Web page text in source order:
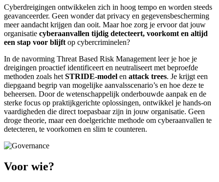
Cyberdreigingen ontwikkelen zich in hoog tempo en worden steeds
geavanceerder. Geen wonder dat privacy en gegevensbescherming
meer aandacht krijgen dan ooit. Maar hoe zorg je ervoor dat jouw
organisatie cyberaanvallen tijdig detecteert, voorkomt en altijd
een stap voor blijft op cybercriminelen?
In de navorming Threat Based Risk Management leer je hoe je
dreigingen proactief identificeert en neutraliseert met beproefde
methoden zoals het STRIDE-model en attack trees. Je krijgt een
diepgaand begrip van mogelijke aanvalsscenario’s en hoe deze te
beheersen. Door de wetenschappelijk onderbouwde aanpak en de
sterke focus op praktijkgerichte oplossingen, ontwikkel je hands-on
vaardigheden die direct toepasbaar zijn in jouw organisatie. Geen
droge theorie, maar een doelgerichte methode om cyberaanvallen te
detecteren, te voorkomen en slim te counteren.
Voor wie?